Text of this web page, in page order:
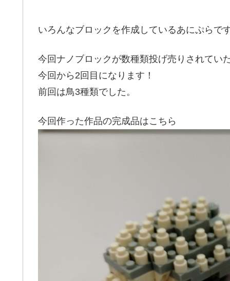
いろんなブロックを作成しているあにぷらで
今回ナノブロックが数種類投げ売りされてい
今回から2回目になります！
前回は鳥3種類でした。
今回作った作品の完成品はこちら